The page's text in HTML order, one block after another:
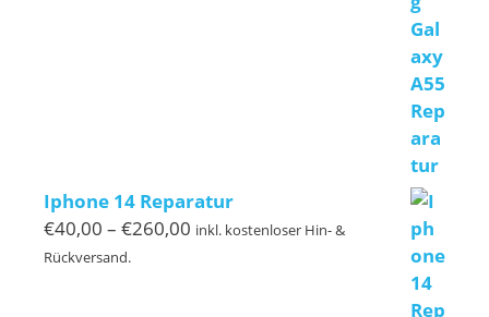
Iphone 14 Reparatur
€40,00 – €260,00 Preisspanne:
inkl. kostenloser Hin- &
Rückversand.